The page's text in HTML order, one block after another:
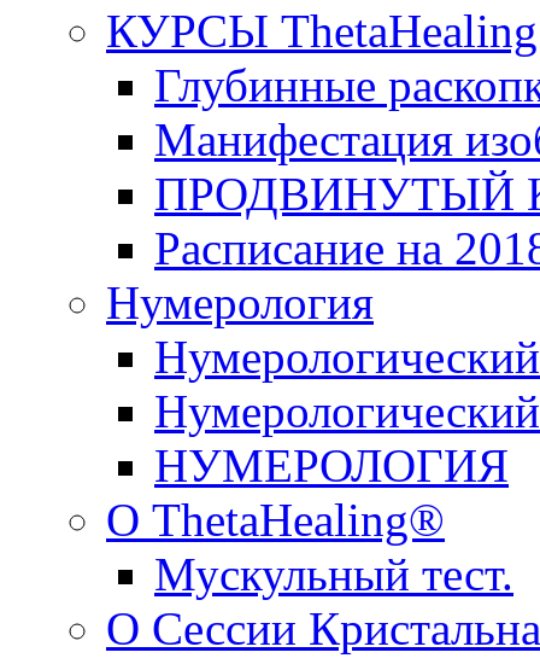
КУРСЫ ThetaHealing
Глубинные
Манифестация
ПРОДВИНУТЫЙ
Расписание на
Нумерология
НУМЕРОЛОГИЯ
О ThetaHealing®
Мускульный тест.
О Сессии